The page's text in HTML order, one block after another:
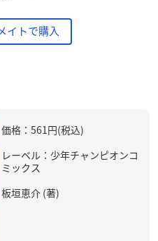
イトで購入
価格：561円(税込)
レーベル：少年チャンピオンコ
ミックス
板垣恵介 (著)